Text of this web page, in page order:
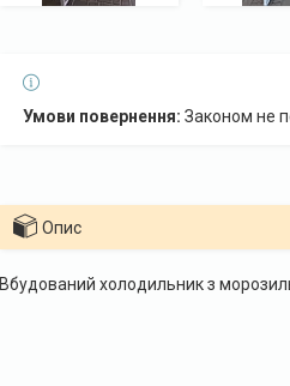
Законом не
Опис
Вбудований холодильник з